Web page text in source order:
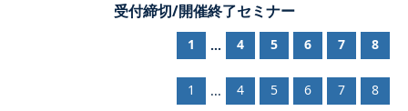
受付締切/開催終了セミナー
1 ... 4 5 6 7 8
1 ... 4 5 6 7 8